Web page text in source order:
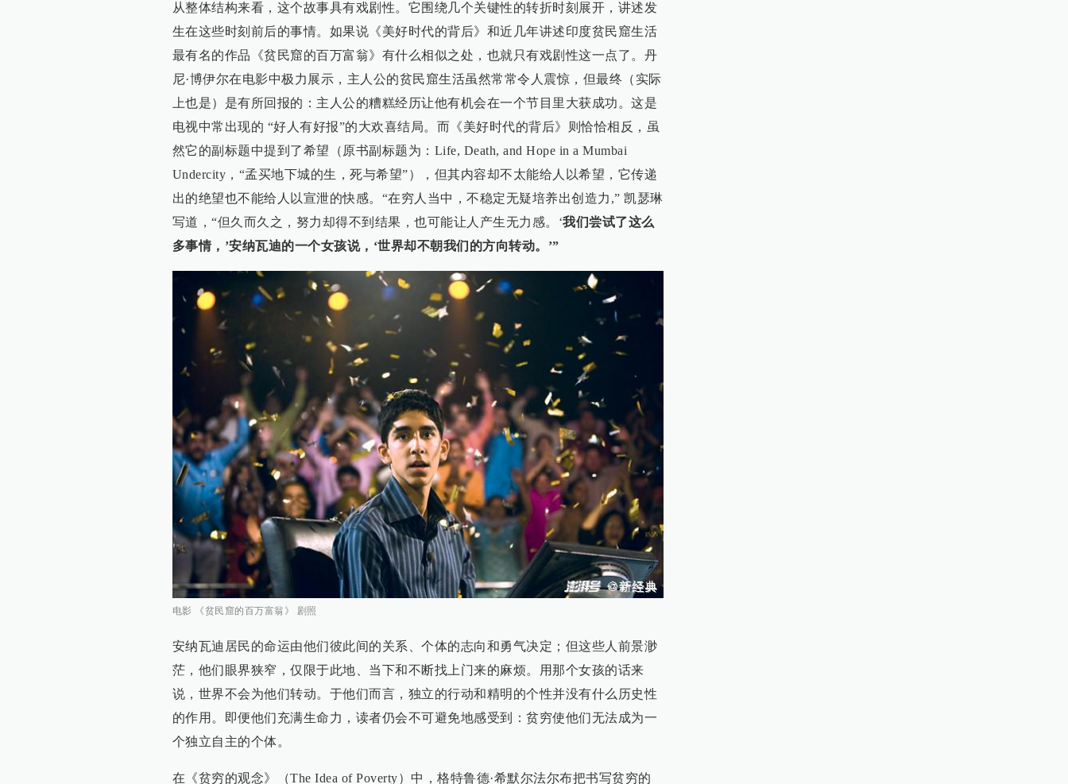
从整体结构来看，这个故事具有戏剧性。它围绕几个关键性的转折时刻展开，讲述发
生在这些时刻前后的事情。如果说《美好时代的背后》和近几年讲述印度贫民窟生活
最有名的作品《贫民窟的百万富翁》有什么相似之处，也就只有戏剧性这一点了。丹
尼·博伊尔在电影中极力展示，主人公的贫民窟生活虽然常常令人震惊，但最终（实际
上也是）是有所回报的：主人公的糟糕经历让他有机会在一个节目里大获成功。这是
电视中常出现的 “好人有好报”的大欢喜结局。而《美好时代的背后》则恰恰相反，虽
然它的副标题中提到了希望（原书副标题为：Life, Death, and Hope in a Mumbai
Undercity，“孟买地下城的生，死与希望”），但其内容却不太能给人以希望，它传递
出的绝望也不能给人以宣泄的快感。“在穷人当中，不稳定无疑培养出创造力,” 凯瑟琳
写道，“但久而久之，努力却得不到结果，也可能让人产生无力感。‘我们尝试了这么
多事情，’安纳瓦迪的一个女孩说，‘世界却不朝我们的方向转动。’”
电影 《贫民窟的百万富翁》 剧照
安纳瓦迪居民的命运由他们彼此间的关系、个体的志向和勇气决定；但这些人前景渺
茫，他们眼界狭窄，仅限于此地、当下和不断找上门来的麻烦。用那个女孩的话来
说，世界不会为他们转动。于他们而言，独立的行动和精明的个性并没有什么历史性
的作用。即便他们充满生命力，读者仍会不可避免地感受到：贫穷使他们无法成为一
个独立自主的个体。
在《贫穷的观念》（The Idea of Poverty）中，格特鲁德·希默尔法尔布把书写贫穷的